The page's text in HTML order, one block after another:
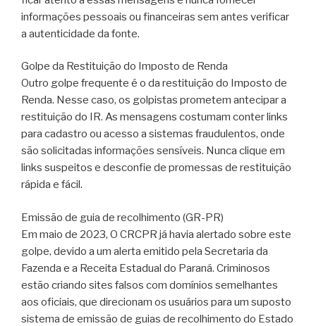
informações pessoais ou financeiras sem antes verificar
a autenticidade da fonte.
Golpe da Restituição do Imposto de Renda
Outro golpe frequente é o da restituição do Imposto de
Renda. Nesse caso, os golpistas prometem antecipar a
restituição do IR. As mensagens costumam conter links
para cadastro ou acesso a sistemas fraudulentos, onde
são solicitadas informações sensíveis. Nunca clique em
links suspeitos e desconfie de promessas de restituição
rápida e fácil.
Emissão de guia de recolhimento (GR-PR)
Em maio de 2023, O CRCPR já havia alertado sobre este
golpe, devido a um alerta emitido pela Secretaria da
Fazenda e a Receita Estadual do Paraná. Criminosos
estão criando sites falsos com domínios semelhantes
aos oficiais, que direcionam os usuários para um suposto
sistema de emissão de guias de recolhimento do Estado